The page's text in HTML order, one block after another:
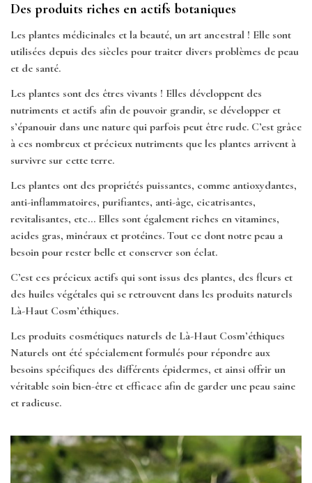
Des produits riches en actifs botaniques
Les plantes médicinales et la beauté, un art ancestral ! Elle sont
utilisées depuis des siècles pour traiter divers problèmes de peau
et de santé.
Les plantes sont des êtres vivants ! Elles développent des
nutriments et actifs afin de pouvoir grandir, se développer et
s’épanouir dans une nature qui parfois peut être rude. C’est grâce
à ces nombreux et précieux nutriments que les plantes arrivent à
survivre sur cette terre.
Les plantes ont des propriétés puissantes, comme antioxydantes,
anti-inflammatoires, purifiantes, anti-âge, cicatrisantes,
revitalisantes, etc… Elles sont également riches en vitamines,
acides gras, minéraux et protéines. Tout ce dont notre peau a
besoin pour rester belle et conserver son éclat.
C’est ces précieux actifs qui sont issus des plantes, des fleurs et
des huiles végétales qui se retrouvent dans les produits naturels
Là-Haut Cosm’éthiques.
Les produits cosmétiques naturels de Là-Haut Cosm’éthiques
Naturels ont été spécialement formulés pour répondre aux
besoins spécifiques des différents épidermes, et ainsi offrir un
véritable soin bien-être et efficace afin de garder une peau saine
et radieuse.